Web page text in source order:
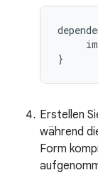
}
Erstellen
während
Form